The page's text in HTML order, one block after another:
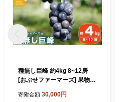
種無し巨峰 約4kg 8~12房
[おぶせファーマーズ] 果物
クール便 長野県産 信州産 令
寄附金額 30,000円